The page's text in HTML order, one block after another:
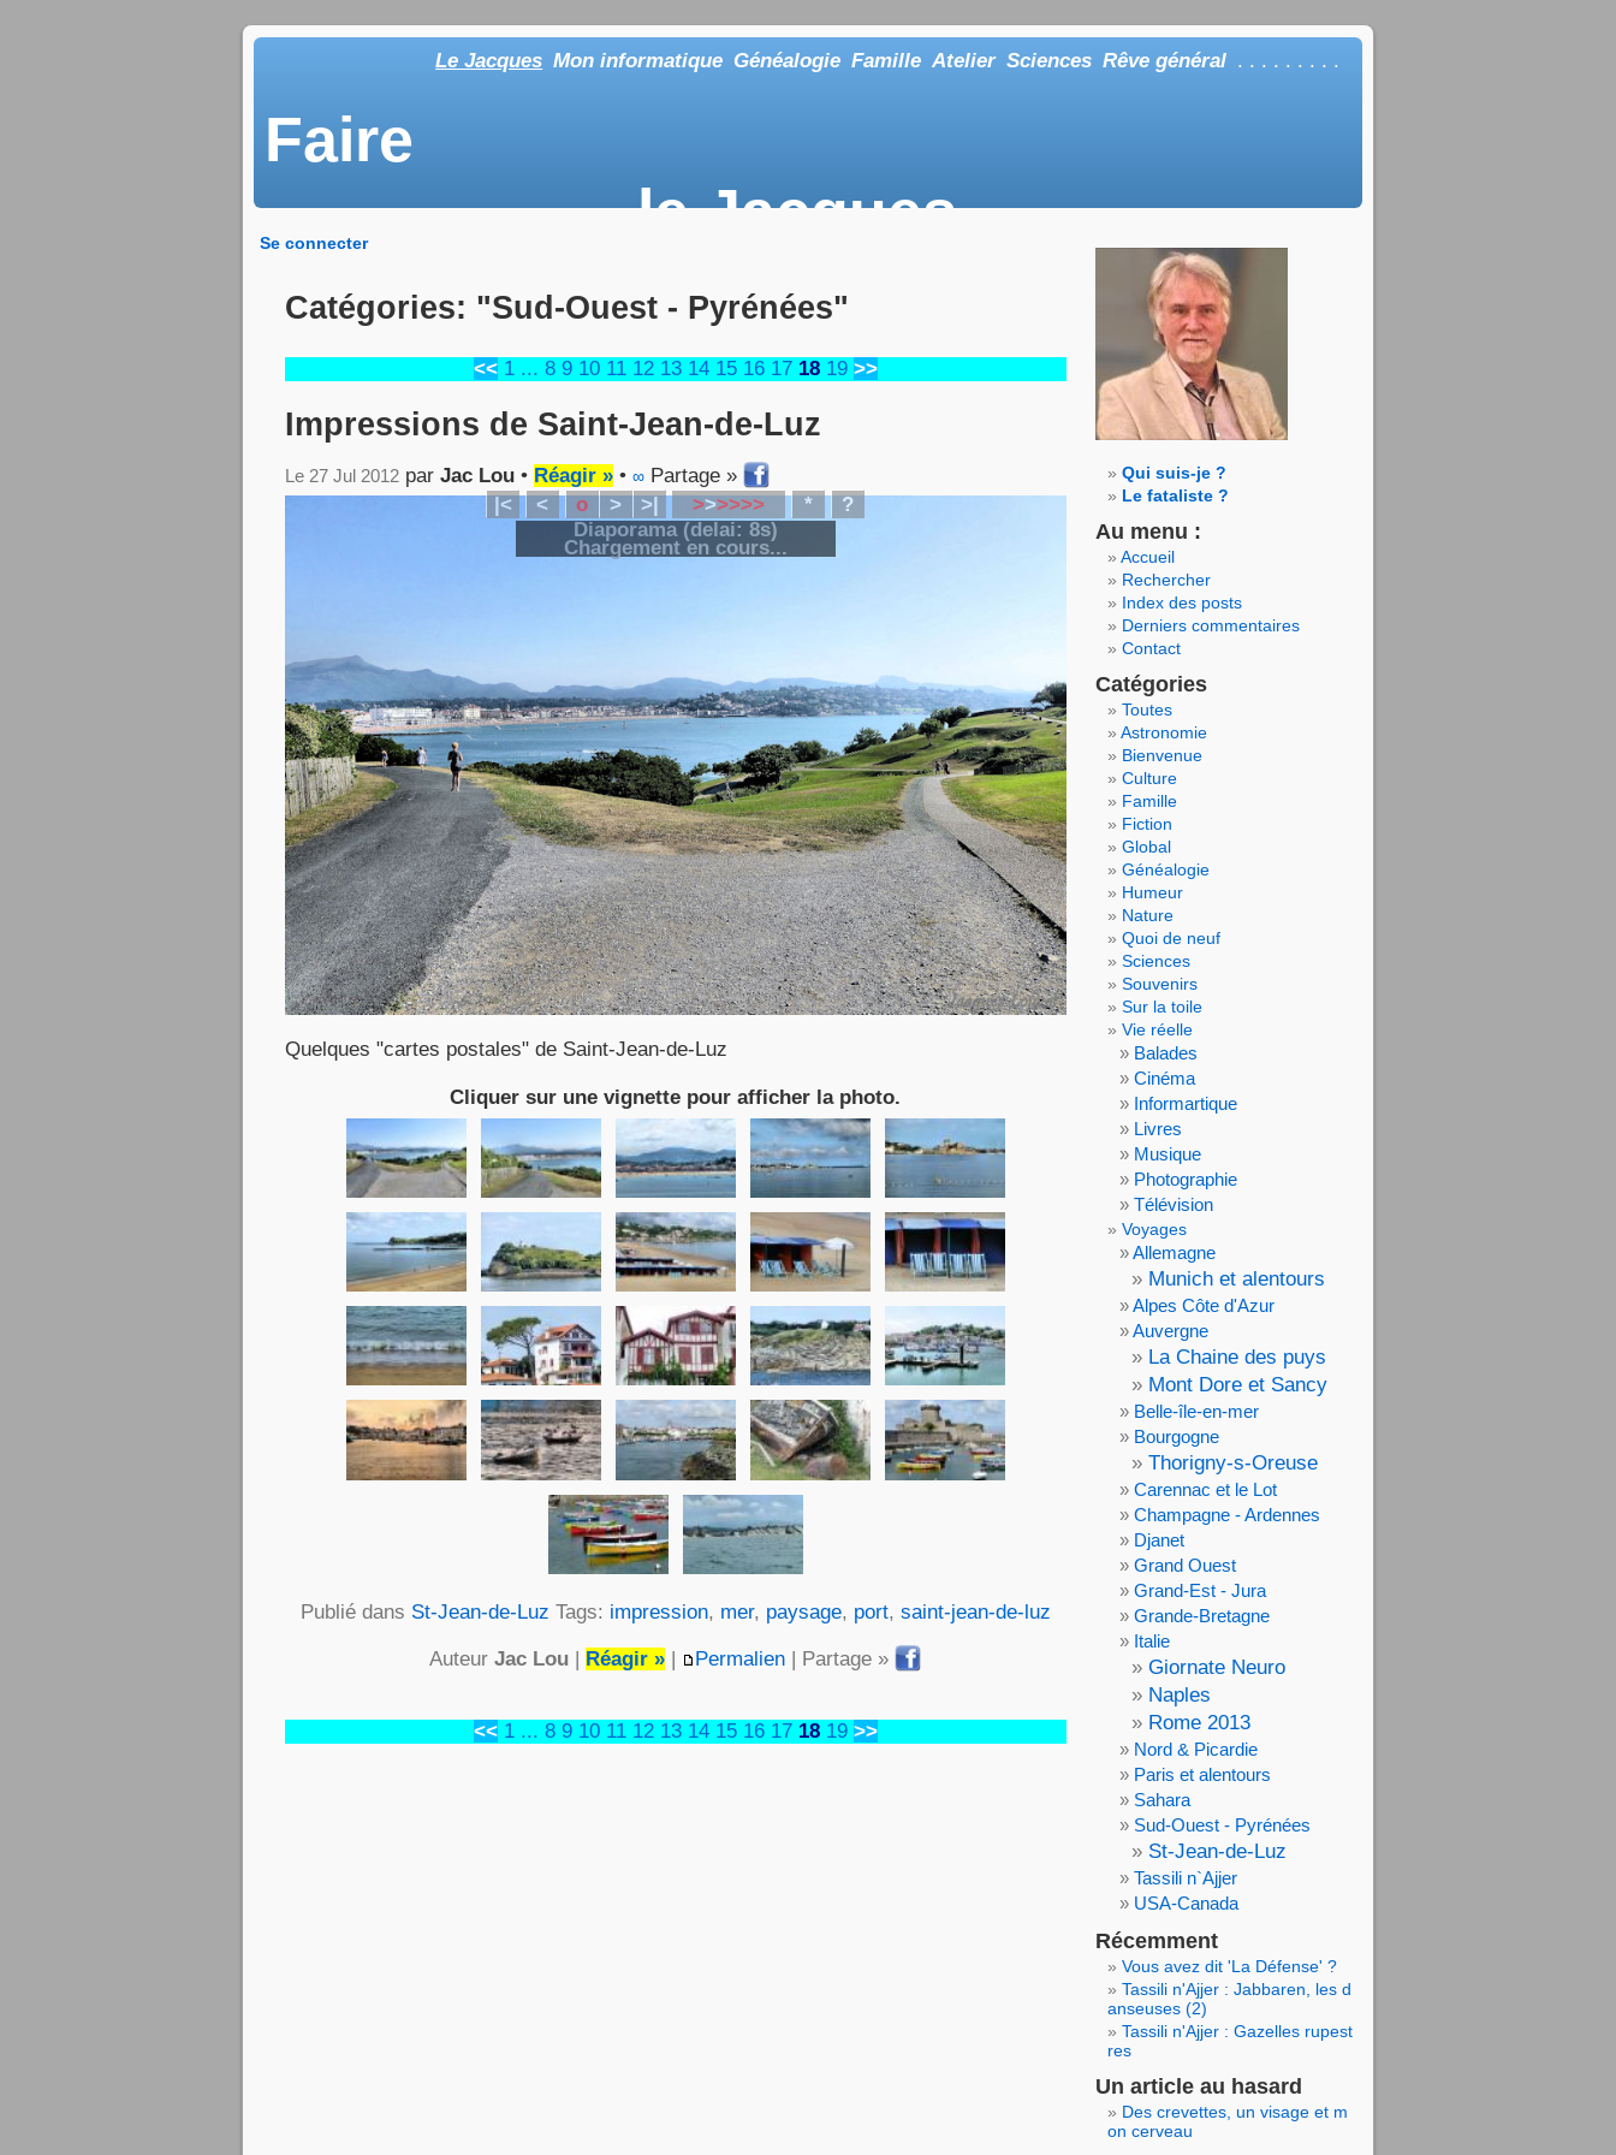
Le Jacques Mon informatique Généalogie Famille Atelier Sciences Rêve général . . . . . . . . .
Faire
le Jacques
Se connecter
Catégories: "Sud-Ouest - Pyrénées"
<< 1 ... 8 9 10 11 12 13 14 15 16 17 18 19 >>
Impressions de Saint-Jean-de-Luz
Le 27 Jul 2012 par Jac Lou • Réagir » • ∞ Partage »
|<
< o > >| >>>>>> *
?
Diaporama (delai: 8s)
Chargement en cours...
Quelques "cartes postales" de Saint-Jean-de-Luz
Cliquer sur une vignette pour afficher la photo.
Publié dans St-Jean-de-Luz Tags: impression, mer, paysage, port, saint-jean-de-luz
AuteurJac Lou | Réagir » | Permalien | Partage »
<< 1 ... 8 9 10 11 12 13 14 15 16 17 18 19 >>
Qui suis-je ?
Le fataliste ?
Au menu :
Accueil
Rechercher
Index des posts
Derniers commentaires
Contact
Catégories
Toutes
Astronomie
Bienvenue
Culture
Famille
Fiction
Global
Généalogie
Humeur
Nature
Quoi de neuf
Sciences
Souvenirs
Sur la toile
Vie réelle
Balades
Cinéma
Informartique
Livres
Musique
Photographie
Télévision
Voyages
Allemagne
Munich et alentours
Alpes Côte d'Azur
Auvergne
La Chaine des puys
Mont Dore et Sancy
Belle-île-en-mer
Bourgogne
Thorigny-s-Oreuse
Carennac et le Lot
Champagne - Ardennes
Djanet
Grand Ouest
Grand-Est - Jura
Grande-Bretagne
Italie
Giornate Neuro
Naples
Rome 2013
Nord & Picardie
Paris et alentours
Sahara
Sud-Ouest - Pyrénées
St-Jean-de-Luz
Tassili n`Ajjer
USA-Canada
Récemment
Vous avez dit 'La Défense' ?
Tassili n'Ajjer : Jabbaren, les d
anseuses (2)
Tassili n'Ajjer : Gazelles rupest
res
Un article au hasard
Des crevettes, un visage et m
on cerveau